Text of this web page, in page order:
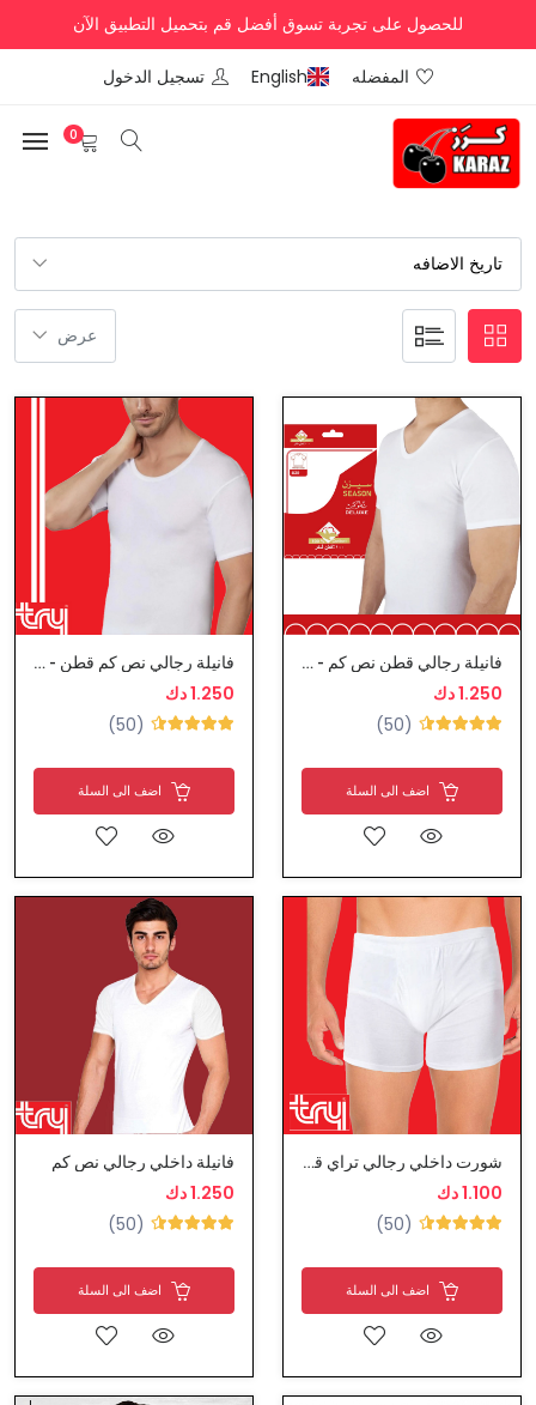
للحصول على تجربة تسوق أفضل قم بتحميل التطبيق الآن
المفضله English تسجيل الدخول
0
فانيلة رجالي قطن نص كم - سيزن
1.250 دك
(50)
اضف الى السلة
فانيلة رجالي نص كم قطن - تراي
1.250 دك
(50)
اضف الى السلة
شورت داخلي رجالي تراي قطن
1.100 دك
(50)
اضف الى السلة
فانيلة داخلي رجالي نص كم
1.250 دك
(50)
اضف الى السلة